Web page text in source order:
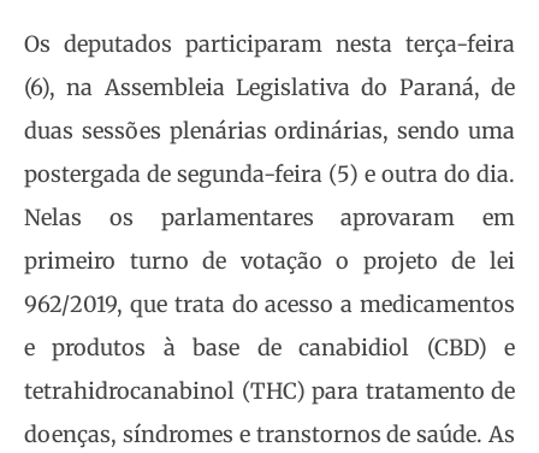
Os deputados participaram nesta terça-feira
(6), na Assembleia Legislativa do Paraná, de
duas sessões plenárias ordinárias, sendo uma
postergada de segunda-feira (5) e outra do dia.
Nelas os parlamentares aprovaram em
primeiro turno de votação o projeto de lei
962/2019, que trata do acesso a medicamentos
e produtos à base de canabidiol (CBD) e
tetrahidrocanabinol (THC) para tratamento de
doenças, síndromes e transtornos de saúde. As